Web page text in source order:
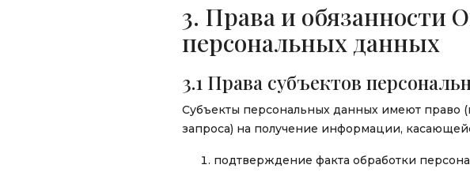
3. Права и обязанности
персональных данных
3.1 Права субъектов
Субъекты персональных данных имеют
запроса) на получение информации,
подтверждение факта обработки